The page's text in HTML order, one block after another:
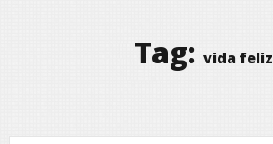
Tag: vida feliz